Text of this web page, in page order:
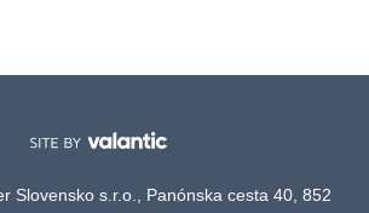
Slovensko s.r.o., Panónska cesta 40, 852